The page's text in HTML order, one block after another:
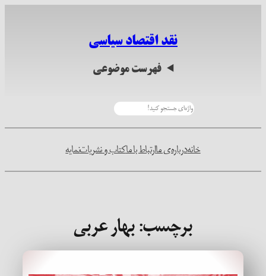
نقد اقتصاد سیاسی
فهرست موضوعی
خانهدرباره‌ی ماارتباط با ماکتاب و نشریاتنمایه
برچسب:بهار عربی